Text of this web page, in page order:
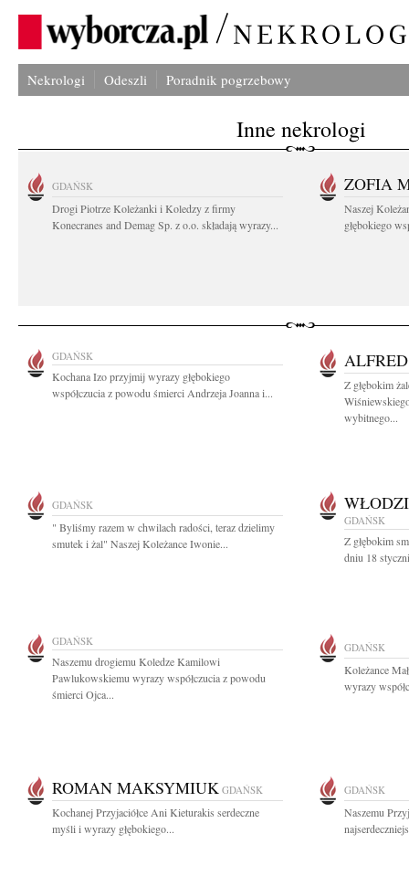
Nekrologi Odeszli Poradnik pogrzebowy
Inne nekrologi
GDAŃSK
Drogi Piotrze Koleżanki i Koledzy z firmy
Konecranes and Demag Sp. z o.o. składają wyrazy...
ZOFIA
Naszej
głębokiego
GDAŃSK
Kochana Izo przyjmij wyrazy głębokiego
współczucia z powodu śmierci Andrzeja Joanna i...
Z głębokim
wybitnego...
GDAŃSK
" Byliśmy razem w chwilach radości, teraz dzielimy
smutek i żal" Naszej Koleżance Iwonie...
GDAŃSK
Z głębokim
dniu 18
GDAŃSK
Naszemu drogiemu Koledze Kamilowi
Pawlukowskiemu wyrazy współczucia z powodu
śmierci Ojca...
GDAŃSK
Koleżance
wyrazy
ROMAN MAKSYMIUK GDAŃSK
Kochanej Przyjaciółce Ani Kieturakis serdeczne
myśli i wyrazy głębokiego...
GDAŃSK
Naszemu